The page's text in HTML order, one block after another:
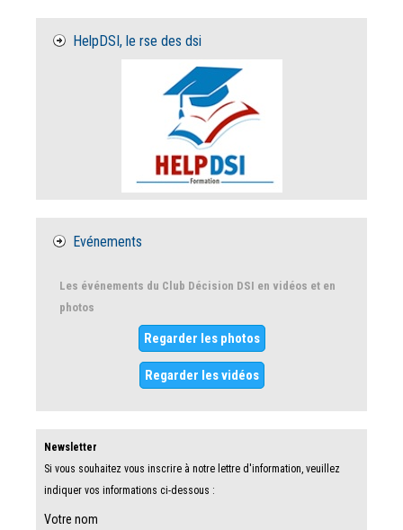
HelpDSI, le rse des dsi
Evénements
Les événements du Club Décision DSI en vidéos et en
photos
Regarder les photos
Regarder les vidéos
Newsletter
Si vous souhaitez vous inscrire à notre lettre d'information, veuillez
indiquer vos informations ci-dessous :
Votre nom